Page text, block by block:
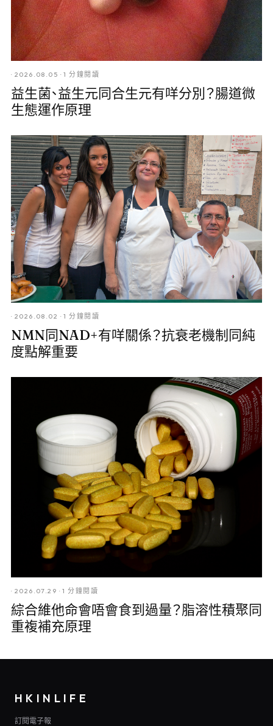
· 2026.08.05 ·1 分鐘閱讀
益生菌、益生元同合生元有咩分別？腸道微
生態運作原理
· 2026.08.02 ·1 分鐘閱讀
NMN同NAD+有咩關係？抗衰老機制同純
度點解重要
· 2026.07.29 ·1 分鐘閱讀
綜合維他命會唔會食到過量？脂溶性積聚同
重複補充原理
HKINLIFE
訂閱電子報